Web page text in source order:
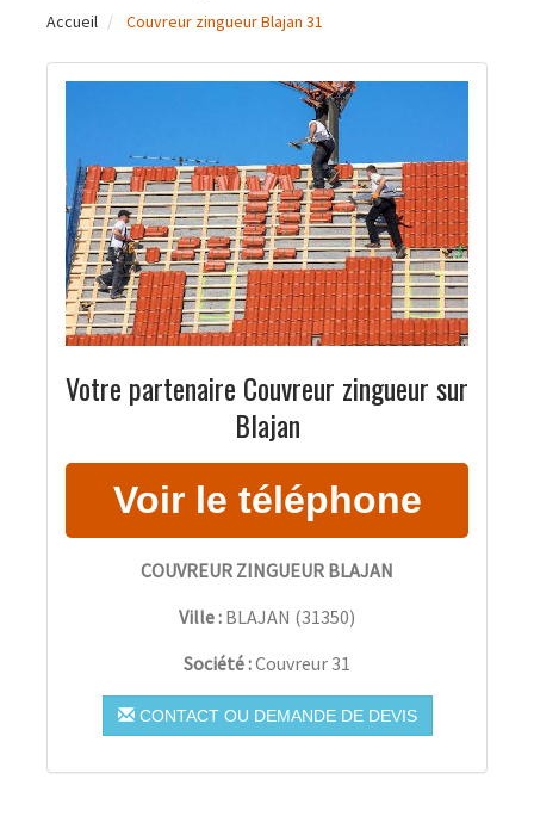
Accueil Couvreur zingueur Blajan 31
Votre partenaire Couvreur zingueur sur
Blajan
COUVREUR ZINGUEUR BLAJAN
Ville : BLAJAN (31350)
Société :Couvreur 31
CONTACT OU DEMANDE DE DEVIS